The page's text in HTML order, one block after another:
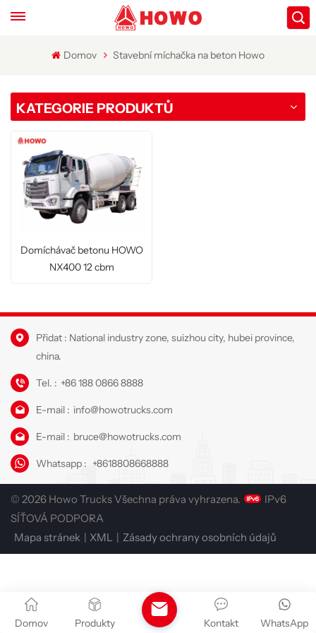
Domov Stavební míchačka na beton Howo
KATEGORIE PRODUKTŮ
Domíchávač betonu HOWO
NX400 12 cbm
Přidat : National industry zone, suizhou city, hubei province,
china.
Tel. : +86 188 0866 8888
E-mail : info@howotrucks.com
E-mail : bruce@howotrucks.com
Whatsapp : +8618808668888
© 2026 Howo Trucks Všechna práva vyhrazena.
IPv6
SÍŤOVÁ PODPORA
Mapa stránek | XML | Zásady ochrany osobních údajů
Domov Produkty WhatsApp
Kontakt